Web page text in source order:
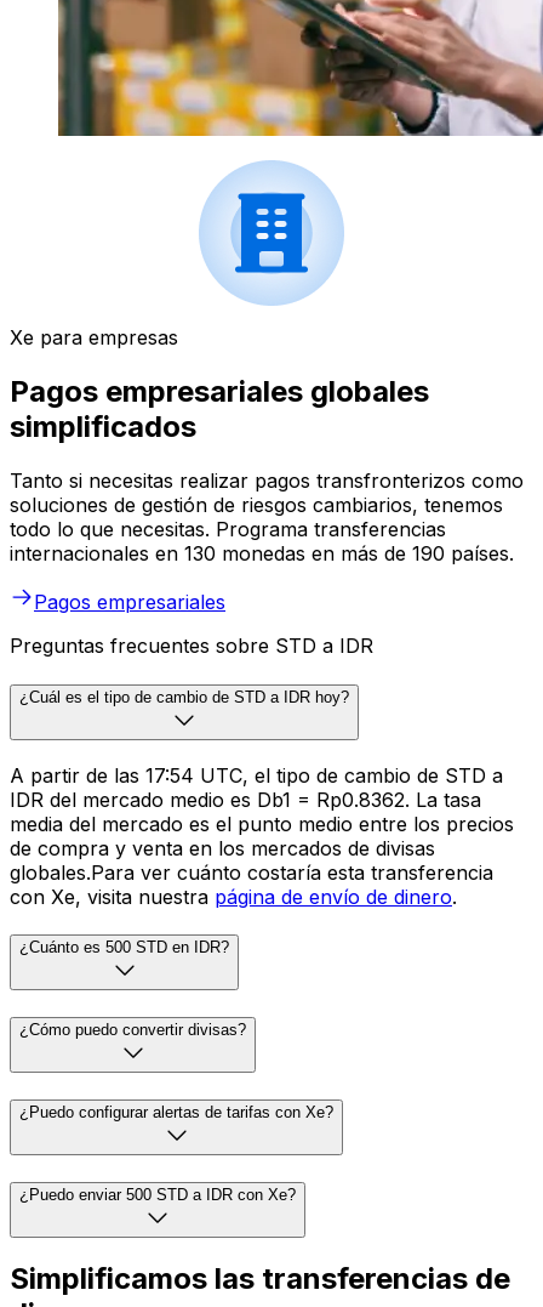
Xe para empresas
Pagos empresariales globales
simplificados
Tanto si necesitas realizar pagos transfronterizos como
soluciones de gestión de riesgos cambiarios, tenemos
todo lo que necesitas. Programa transferencias
internacionales en 130 monedas en más de 190 países.
Pagos empresariales
Preguntas frecuentes sobre STD a IDR
¿Cuál es el tipo de cambio de STD a IDR hoy?
A partir de las 17:54 UTC, el tipo de cambio de STD a
IDR del mercado medio es Db1 = Rp0.8362. La tasa
media del mercado es el punto medio entre los precios
de compra y venta en los mercados de divisas
globales.Para ver cuánto costaría esta transferencia
con Xe, visita nuestra página de envío de dinero.
¿Cuánto es 500 STD en IDR?
¿Cómo puedo convertir divisas?
¿Puedo configurar alertas de tarifas con Xe?
¿Puedo enviar 500 STD a IDR con Xe?
Simplificamos las transferencias de